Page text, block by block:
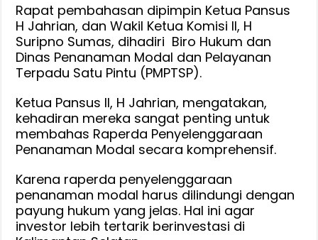
Rapat pembahasan dipimpin Ketua Pansus
H Jahrian, dan Wakil Ketua Komisi II, H
Suripno Sumas, dihadiri Biro Hukum dan
Dinas Penanaman Modal dan Pelayanan
Terpadu Satu Pintu (PMPTSP).
Ketua Pansus II, H Jahrian, mengatakan,
kehadiran mereka sangat penting untuk
membahas Raperda Penyelenggaraan
Penanaman Modal secara komprehensif.
Karena raperda penyelenggaraan
penanaman modal harus dilindungi dengan
payung hukum yang jelas. Hal ini agar
investor lebih tertarik berinvestasi di